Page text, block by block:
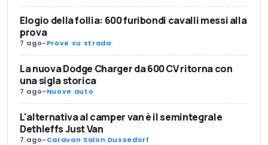
Elogio della follia: 600 furibondi cavalli messi alla
prova
7 ago-Prove su strada
La nuova Dodge Charger da 600 CV ritorna con
una sigla storica
7 ago-Nuove auto
L'alternativa al camper van è il semintegrale
Dethleffs Just Van
7 ago-Caravan Salon Dussedorf